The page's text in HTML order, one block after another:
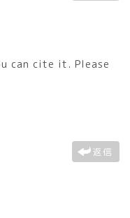
can cite it. Please
返信